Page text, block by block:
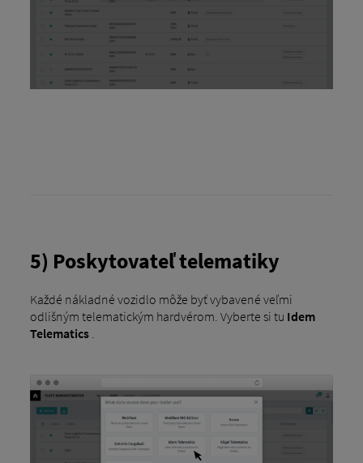
5) Poskytovateľ telematiky
Každé nákladné vozidlo môže byť vybavené veľmi
odlišným telematickým hardvérom. Vyberte si tu Idem
Telematics.